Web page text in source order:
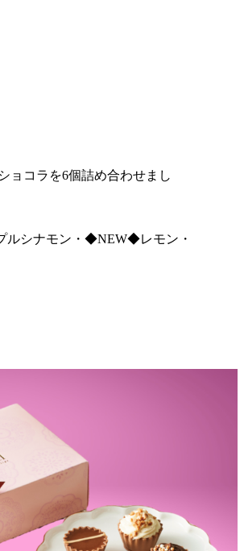
ョコラを6個詰め合わせまし
ルシナモン・◆NEW◆レモン・